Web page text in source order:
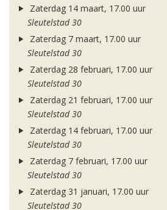
Zaterdag 14 maart, 17.00 uur
Sleutelstad 30
Zaterdag 7 maart, 17.00 uur
Sleutelstad 30
Zaterdag 28 februari, 17.00 uur
Sleutelstad 30
Zaterdag 21 februari, 17.00 uur
Sleutelstad 30
Zaterdag 14 februari, 17.00 uur
Sleutelstad 30
Zaterdag 7 februari, 17.00 uur
Sleutelstad 30
Zaterdag 31 januari, 17.00 uur
Sleutelstad 30